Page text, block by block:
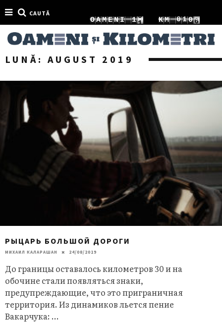
CAUTĂ
OAMENI
2
12
3
KM
0
12
1
2
1
0
9
LUNĂ: AUGUST 2019
РЫЦАРЬ БОЛЬШОЙ ДОРОГИ
МИХАИЛ КАЛАРАШАН 24/08/2019
До границы оставалось километров 30 и на
обочине стали появляться знаки,
предупреждающие, что это приграничная
территория. Из динамиков льется пение
Вакарчука: ...